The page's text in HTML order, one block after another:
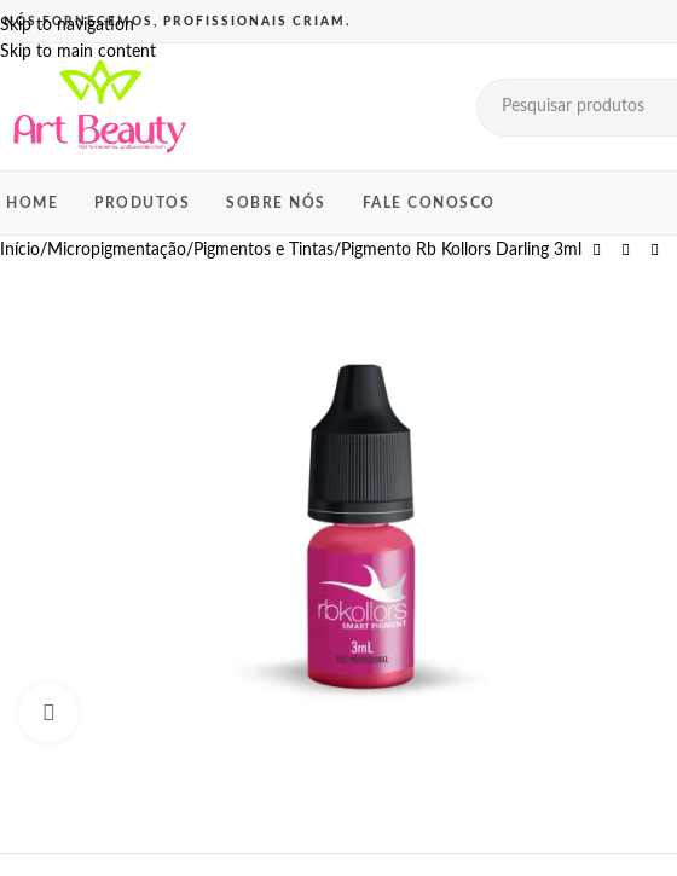
Skip to navigation
Skip to main content
HOME PRODUTOS SOBRE NÓS FALE CONOSCO
Início Micropigmentação Pigmentos e Tintas Pigmento Rb Kollors Darling 3ml